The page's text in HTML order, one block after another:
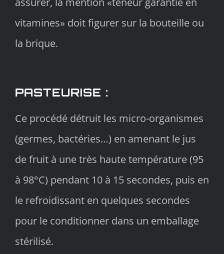
vitamines» doit figurer sur la bouteille ou
la brique.
PASTEURISE :
Ce procédé détruit les micro-organismes
(germes, bactéries…) en amenant le jus
de fruit à une très haute température (95
à 98°C) pendant 10 à 15 secondes, puis en
le refroidissant en quelques secondes
pour le conditionner dans un emballage
stérilisé.